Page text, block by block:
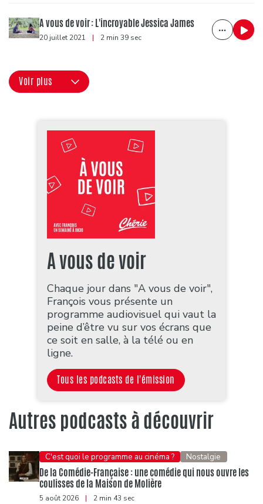
A vous de voir : L'incroyable Jessica James
20 juillet 2021 | 2 min 39 sec
Voir plus
A vous de voir
Chaque jour dans "A vous de voir",
François vous présente un
programme audiovisuel qui vaut la
peine d’être vu sur vos écrans que
ce soit en salle, à la télé ou en
ligne.
Tous les podcasts de l'émission
Autres podcasts à découvrir
C'est quoi le programme au cinéma ? Nostalgie
De la Comédie-Française : une comédie qui nous ouvre les
coulisses de la Maison de Molière
5 août 2026 | 2 min 43 sec